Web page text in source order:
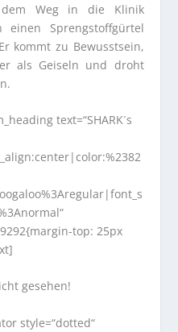
dem Weg in die Klinik
einen Sprengstoffgürtel
kommt zu Bewusstsein,
als Geiseln und droht
text=“SHARK´s
top: 25px
gesehen!
style=“dotted“